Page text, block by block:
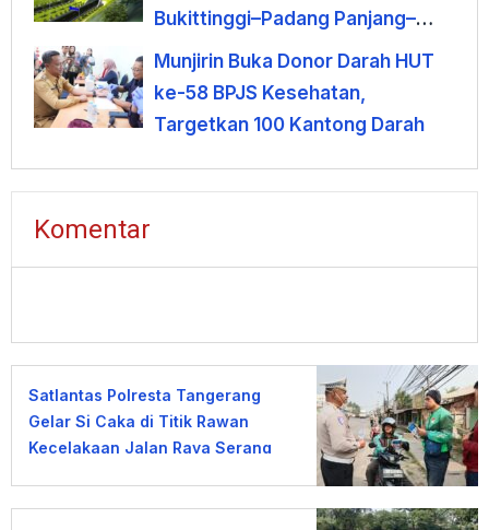
Bukittinggi–Padang Panjang–
Sicincin Dinilai Mendesak
Munjirin Buka Donor Darah HUT
ke-58 BPJS Kesehatan,
Targetkan 100 Kantong Darah
Komentar
Satlantas Polresta Tangerang
Gelar Si Caka di Titik Rawan
Kecelakaan Jalan Raya Serang